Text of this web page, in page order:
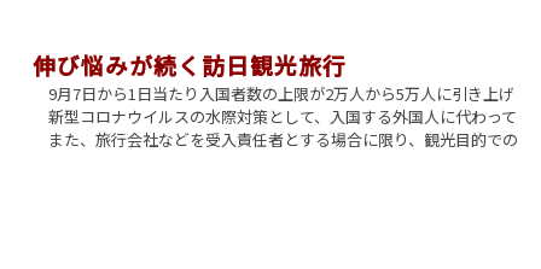
伸び悩みが続く訪日観光旅行
9月7日から1日当たり入国者数の上限が2万人から5万人に引き上げ
新型コロナウイルスの水際対策として、入国する外国人に代わって
また、旅行会社などを受入責任者とする場合に限り、観光目的での